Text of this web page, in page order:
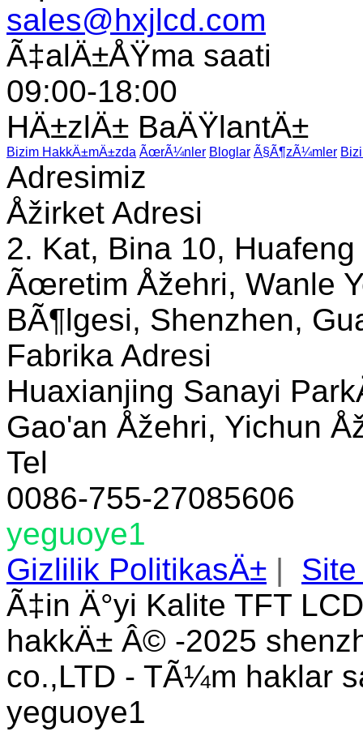
sales@hxjlcd.com
Ã‡alÄ±ÅŸma saati
09:00-18:00
HÄ±zlÄ± BaÄŸlantÄ±
Bizim HakkÄ±mÄ±zda ÃœrÃ¼nler Bloglar Ã§Ã¶zÃ¼mler
Adresimiz
Åžirket Adresi
2. Kat, Bina 10,
Ãœretim Åžehri, Wanle
BÃ¶lgesi, Shenzhen,
Fabrika Adresi
Huaxianjing Sanayi
Gao'an Åžehri, Yichun
Tel
0086-755-27085606
yeguoye1
Gizlilik PolitikasÄ± |
Ã‡in Ä°yi Kalite TFT
hakkÄ± Â© -2025
co.,LTD - TÃ¼m haklar
yeguoye1